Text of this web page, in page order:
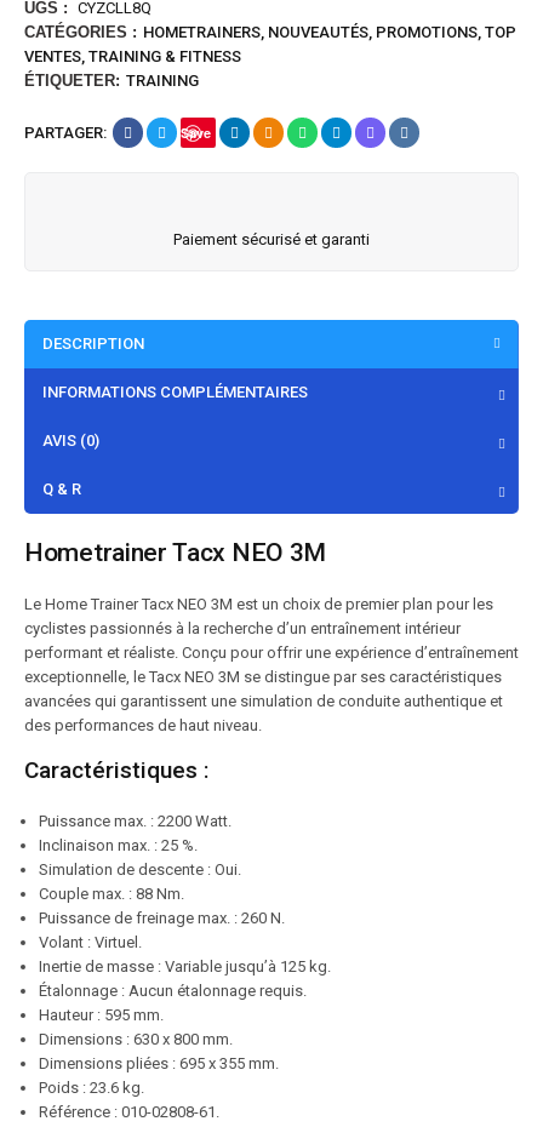
UGS : CYZCLL8Q
CATÉGORIES : HOMETRAINERS, NOUVEAUTÉS, PROMOTIONS, TOP
VENTES, TRAINING & FITNESS
ÉTIQUETER: TRAINING
PARTAGER: Save
Paiement sécurisé et garanti
DESCRIPTION
INFORMATIONS COMPLÉMENTAIRES
AVIS (0)
Q & R
Hometrainer Tacx NEO 3M
Le Home Trainer Tacx NEO 3M est un choix de premier plan pour les
cyclistes passionnés à la recherche d’un entraînement intérieur
performant et réaliste. Conçu pour offrir une expérience d’entraînement
exceptionnelle, le Tacx NEO 3M se distingue par ses caractéristiques
avancées qui garantissent une simulation de conduite authentique et
des performances de haut niveau.
Caractéristiques :
Puissance max. : 2200 Watt.
Inclinaison max. : 25 %.
Simulation de descente : Oui.
Couple max. : 88 Nm.
Puissance de freinage max. : 260 N.
Volant : Virtuel.
Inertie de masse : Variable jusqu’à 125 kg.
Étalonnage : Aucun étalonnage requis.
Hauteur : 595 mm.
Dimensions : 630 x 800 mm.
Dimensions pliées : 695 x 355 mm.
Poids : 23.6 kg.
Référence : 010-02808-61.